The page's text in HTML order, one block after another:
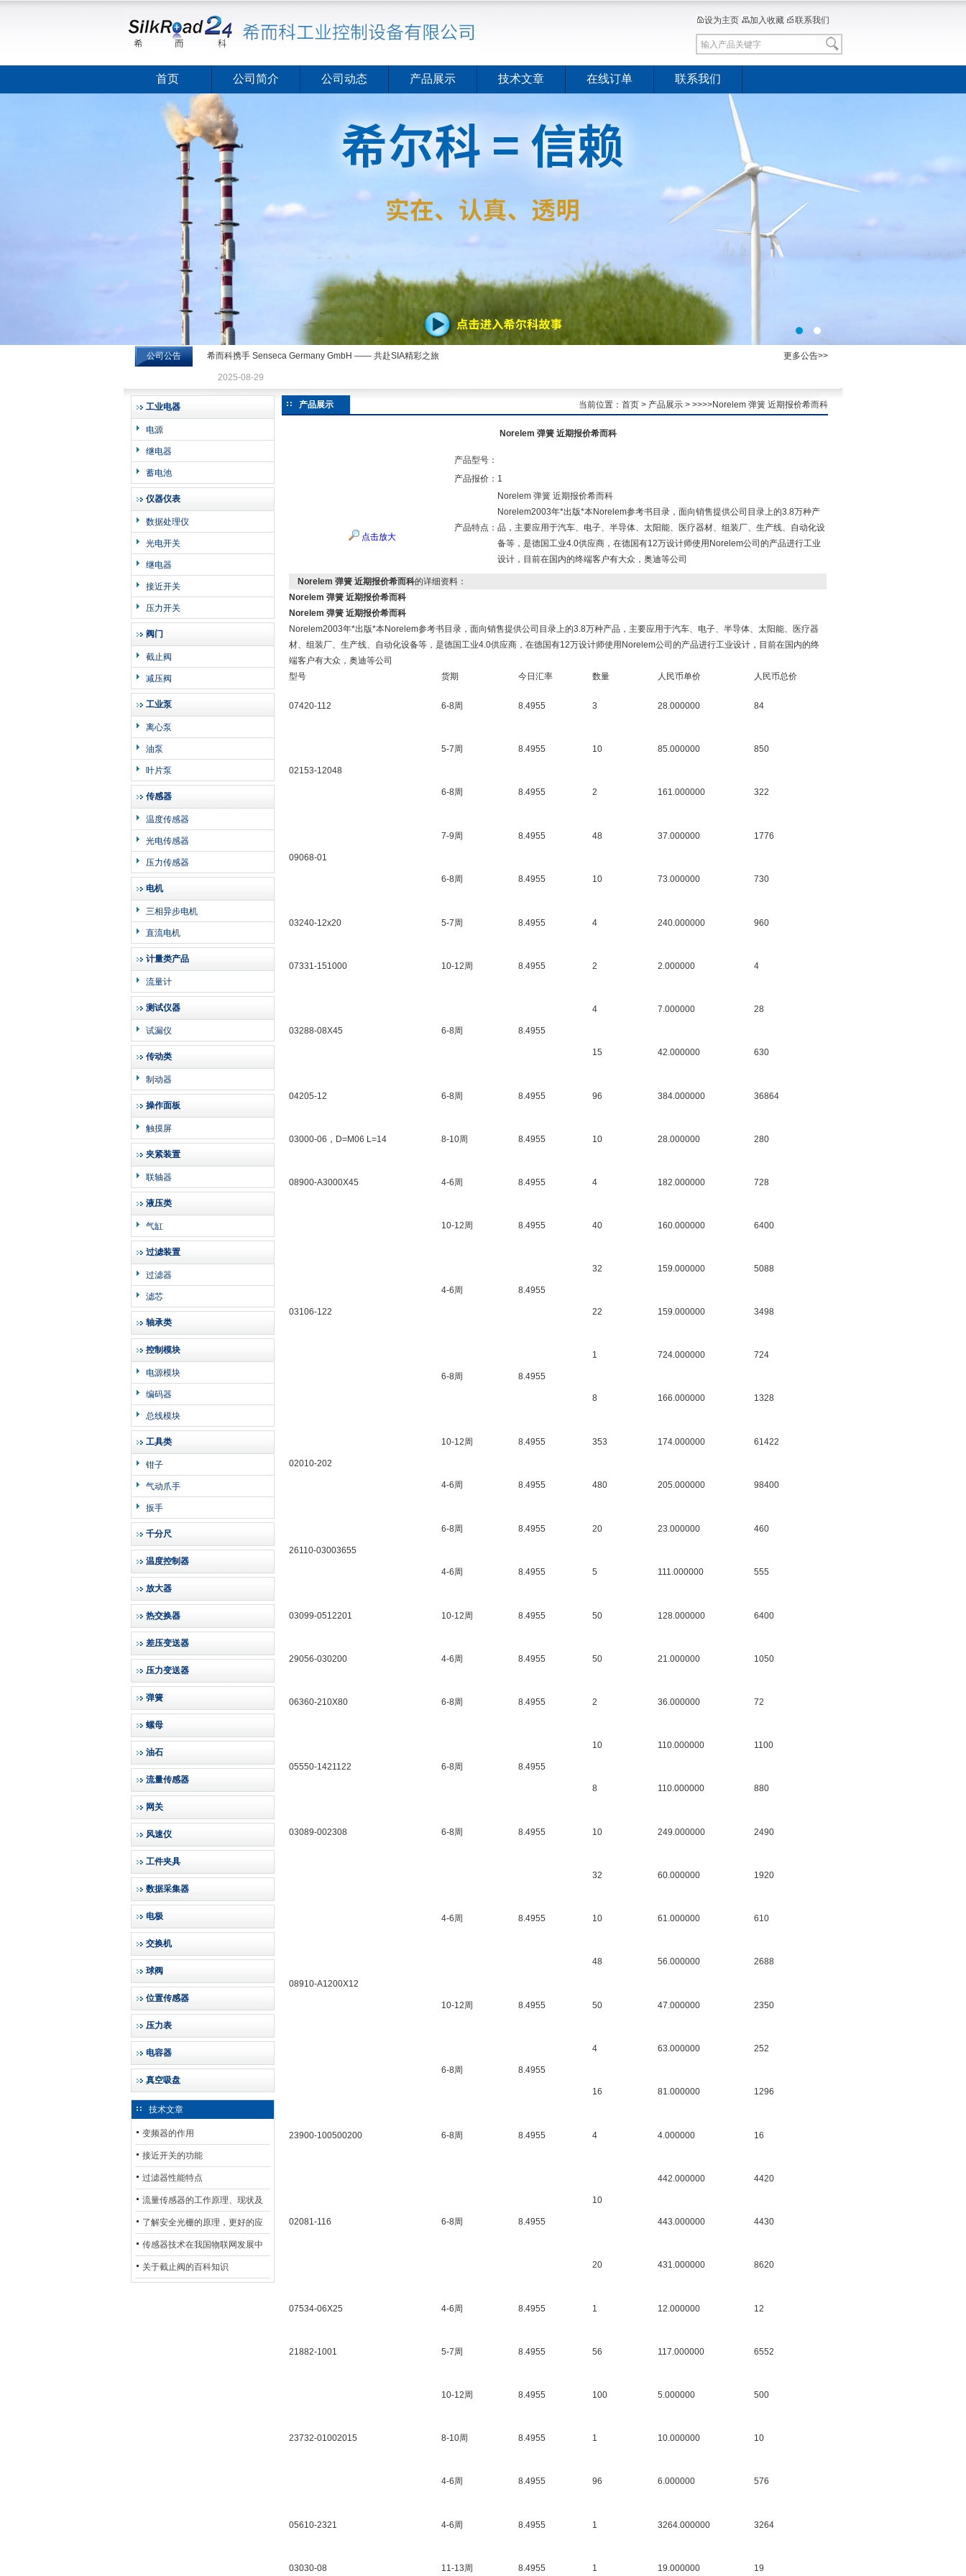
希而科工业控制设备有限公司
设为主页 加入收藏 联系我们
首页 公司简介 公司动态 产品展示 技术文章 在线订单 联系我们
公司公告 希而科携手 Senseca Germany GmbH —— 共赴SIA精彩之旅
2025-08-29
更多公告>>
工业电器
电源
继电器
蓄电池
仪器仪表
数据处理仪
光电开关
继电器
接近开关
压力开关
阀门
截止阀
减压阀
工业泵
离心泵
油泵
叶片泵
传感器
温度传感器
光电传感器
压力传感器
电机
三相异步电机
直流电机
计量类产品
流量计
测试仪器
试漏仪
传动类
制动器
操作面板
触摸屏
夹紧装置
联轴器
液压类
气缸
过滤装置
过滤器
滤芯
轴承类
控制模块
电源模块
编码器
总线模块
工具类
钳子
气动爪手
扳手
千分尺
温度控制器
放大器
热交换器
差压变送器
压力变送器
弹簧
螺母
油石
流量传感器
网关
风速仪
工件夹具
数据采集器
电极
交换机
球阀
位置传感器
压力表
电容器
真空吸盘
技术文章
变频器的作用
接近开关的功能
过滤器性能特点
流量传感器的工作原理、现状及
其发展前景
了解安全光栅的原理，更好的应
用安全光栅
传感器技术在我国物联网发展中
的地位*
关于截止阀的百科知识
产品展示 当前位置： 首页 > 产品展示 > >>>>Norelem 弹簧 近期报价希而科
Norelem 弹簧 近期报价希而科
点击放大
产品型号：
产品报价： 1
产品特点：
Norelem 弹簧 近期报价希而科
Norelem2003年*出版*本Norelem参考书目录，面向销售提供公司目录上的3.8万种产
品，主要应用于汽车、电子、半导体、太阳能、医疗器材、组装厂、生产线、自动化设
备等，是德国工业4.0供应商，在德国有12万设计师使用Norelem公司的产品进行工业
设计，目前在国内的终端客户有大众，奥迪等公司
Norelem 弹簧 近期报价希而科的详细资料：
Norelem 弹簧 近期报价希而科
Norelem 弹簧 近期报价希而科
Norelem2003年*出版*本Norelem参考书目录，面向销售提供公司目录上的3.8万种产品，主要应用于汽车、电子、半导体、太阳能、医疗器
材、组装厂、生产线、自动化设备等，是德国工业4.0供应商，在德国有12万设计师使用Norelem公司的产品进行工业设计，目前在国内的终
端客户有大众，奥迪等公司
型号
货期 今日汇率 数量 人民币单价 人民币总价
07420-112 6-8周 8.4955 3 28.000000 84
02153-12048
5-7周 8.4955 10 85.000000 850
6-8周 8.4955 2 161.000000 322
09068-01
7-9周 8.4955 48 37.000000 1776
6-8周 8.4955 10 73.000000 730
03240-12x20 5-7周 8.4955 4 240.000000 960
07331-151000 10-12周 8.4955 2 2.000000 4
03288-08X45 6-8周 8.4955
4 7.000000 28
15 42.000000 630
04205-12 6-8周 8.4955 96 384.000000 36864
03000-06，D=M06 L=14 8-10周 8.4955 10 28.000000 280
08900-A3000X45 4-6周 8.4955 4 182.000000 728
03106-122
10-12周 8.4955 40 160.000000 6400
4-6周 8.4955
32 159.000000 5088
22 159.000000 3498
6-8周 8.4955
1 724.000000 724
8 166.000000 1328
02010-202
10-12周 8.4955 353 174.000000 61422
4-6周 8.4955 480 205.000000 98400
26110-03003655
6-8周 8.4955 20 23.000000 460
4-6周 8.4955 5 111.000000 555
03099-0512201 10-12周 8.4955 50 128.000000 6400
29056-030200 4-6周 8.4955 50 21.000000 1050
06360-210X80 6-8周 8.4955 2 36.000000 72
05550-1421122 6-8周 8.4955
10 110.000000 1100
8 110.000000 880
03089-002308 6-8周 8.4955 10 249.000000 2490
08910-A1200X12
4-6周 8.4955
32 60.000000 1920
10 61.000000 610
48 56.000000 2688
10-12周 8.4955 50 47.000000 2350
6-8周 8.4955
4 63.000000 252
16 81.000000 1296
23900-100500200 6-8周 8.4955 4 4.000000 16
02081-116 6-8周 8.4955
10
442.000000 4420
443.000000 4430
20 431.000000 8620
07534-06X25 4-6周 8.4955 1 12.000000 12
21882-1001 5-7周 8.4955 56 117.000000 6552
23732-01002015
10-12周 8.4955 100 5.000000 500
8-10周 8.4955 1 10.000000 10
4-6周 8.4955 96 6.000000 576
05610-2321 4-6周 8.4955 1 3264.000000 3264
03030-08 11-13周 8.4955 1 19.000000 19